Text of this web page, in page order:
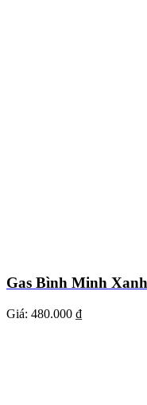
Gas Bình Minh
Giá: 480.000 ₫